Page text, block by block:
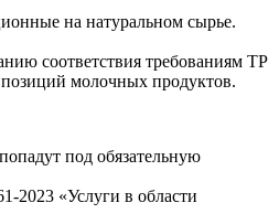
на натуральном сырье.
соответствия требованиям ТР
молочных продуктов.
под обязательную
2023 «Услуги в области